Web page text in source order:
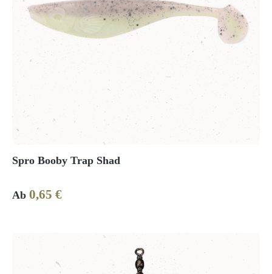
Spro Booby Trap Shad
Regulärer Preis:
Ab 0,65 €